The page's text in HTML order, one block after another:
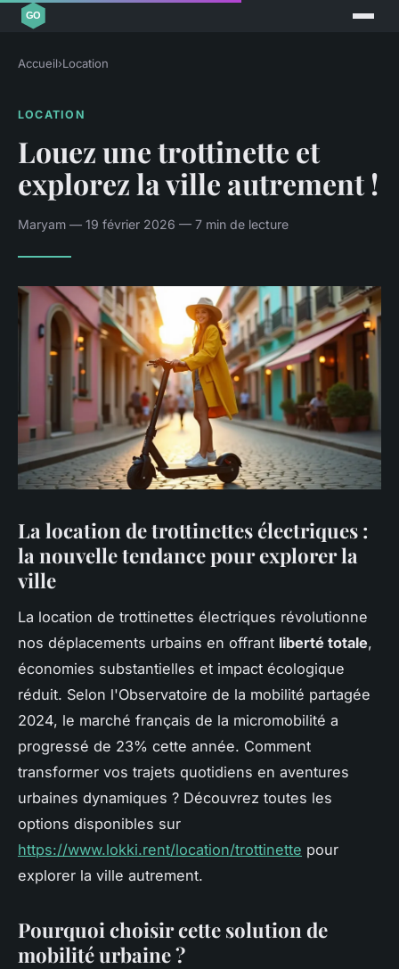
Accueil›Location
LOCATION
Louez une trottinette et
explorez la ville autrement !
Maryam — 19 février 2026 — 7 min de lecture
La location de trottinettes électriques :
la nouvelle tendance pour explorer la
ville
La location de trottinettes électriques révolutionne
nos déplacements urbains en offrant liberté totale,
économies substantielles et impact écologique
réduit. Selon l'Observatoire de la mobilité partagée
2024, le marché français de la micromobilité a
progressé de 23% cette année. Comment
transformer vos trajets quotidiens en aventures
urbaines dynamiques ? Découvrez toutes les
options disponibles sur
https://www.lokki.rent/location/trottinette pour
explorer la ville autrement.
Pourquoi choisir cette solution de
mobilité urbaine ?